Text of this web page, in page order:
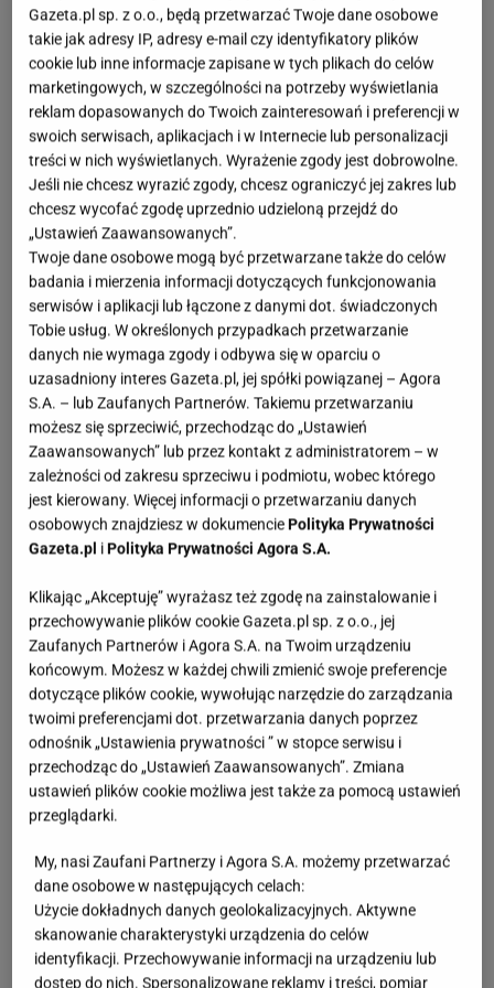
produktów oraz realizację globalnej strategii.
Transakcja zapewnia stabilne warunki do dalszych
prac nad rozwiązaniami smart home, wzmacniając
innowacyjnośćportfolio iRobot.
To przełomowy moment w zabezpieczeniu
długoterminowej przyszłości iRobot
- powiedział Gary Cohen, CEO iRobot. -
Partnerstwo z Picea wzmacnia naszą
kondycję finansową, zapewniając stabilność
naszym klientom, partnerom i
dystrybutorom.
materiały iRobot
Razem będziemy kontynuować rozwój
przełomowych robotów Roomba oraz
technologii smart home, które definiują
markę iRobot od ponad trzech dekad.
Połączenie innowacyjności i projektowania
opartego na potrzebach konsumentów z
zapleczem R&D i kompetencjami
Gazeta.pl sp. z o.o., będą przetwarzać Twoje dane osobowe
takie jak adresy IP, adresy e-mail czy identyfikatory plików
cookie lub inne informacje zapisane w tych plikach do celów
marketingowych, w szczególności na potrzeby wyświetlania
reklam dopasowanych do Twoich zainteresowań i preferencji w
swoich serwisach, aplikacjach i w Internecie lub personalizacji
treści w nich wyświetlanych. Wyrażenie zgody jest dobrowolne.
Jeśli nie chcesz wyrazić zgody, chcesz ograniczyć jej zakres lub
chcesz wycofać zgodę uprzednio udzieloną przejdź do
„Ustawień Zaawansowanych”.
Twoje dane osobowe mogą być przetwarzane także do celów
badania i mierzenia informacji dotyczących funkcjonowania
serwisów i aplikacji lub łączone z danymi dot. świadczonych
Tobie usług. W określonych przypadkach przetwarzanie
danych nie wymaga zgody i odbywa się w oparciu o
uzasadniony interes Gazeta.pl, jej spółki powiązanej – Agora
S.A. – lub Zaufanych Partnerów. Takiemu przetwarzaniu
możesz się sprzeciwić, przechodząc do „Ustawień
Zaawansowanych” lub przez kontakt z administratorem – w
zależności od zakresu sprzeciwu i podmiotu, wobec którego
jest kierowany. Więcej informacji o przetwarzaniu danych
osobowych znajdziesz w dokumenciePolityka Prywatności
Gazeta.pl iPolityka Prywatności Agora S.A.
Klikając „Akceptuję” wyrażasz też zgodę na zainstalowanie i
przechowywanie plików cookie Gazeta.pl sp. z o.o., jej
Zaufanych Partnerów i Agora S.A. na Twoim urządzeniu
końcowym. Możesz w każdej chwili zmienić swoje preferencje
dotyczące plików cookie, wywołując narzędzie do zarządzania
twoimi preferencjami dot. przetwarzania danych poprzez
odnośnik „Ustawienia prywatności ” w stopce serwisu i
przechodząc do „Ustawień Zaawansowanych”. Zmiana
ustawień plików cookie możliwa jest także za pomocą ustawień
przeglądarki.
My, nasi Zaufani Partnerzy i Agora S.A. możemy przetwarzać
dane osobowe w następujących celach:
Użycie dokładnych danych geolokalizacyjnych. Aktywne
skanowanie charakterystyki urządzenia do celów
identyfikacji. Przechowywanie informacji na urządzeniu lub
dostęp do nich. Spersonalizowane reklamy i treści, pomiar